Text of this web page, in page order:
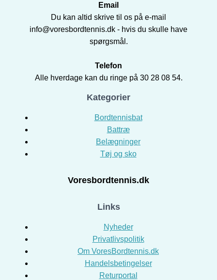
Email
Du kan altid skrive til os på e-mail
info@voresbordtennis.dk - hvis du skulle have
spørgsmål.
Telefon
Alle hverdage kan du ringe på 30 28 08 54.
Kategorier
Bordtennisbat
Battræ
Belægninger
Tøj og sko
Voresbordtennis.dk
Links
Nyheder
Privatlivspolitik
Om VoresBordtennis.dk
Handelsbetingelser
Returportal